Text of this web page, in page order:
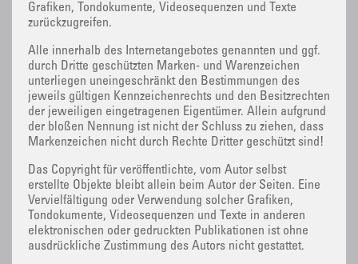
Grafiken, Tondokumente, Videosequenzen und Texte
zurückzugreifen.
Alle innerhalb des Internetangebotes genannten und ggf.
durch Dritte geschützten Marken- und Warenzeichen
unterliegen uneingeschränkt den Bestimmungen des
jeweils gültigen Kennzeichenrechts und den Besitzrechten
der jeweiligen eingetragenen Eigentümer. Allein aufgrund
der bloßen Nennung ist nicht der Schluss zu ziehen, dass
Markenzeichen nicht durch Rechte Dritter geschützt sind!
Das Copyright für veröffentlichte, vom Autor selbst
erstellte Objekte bleibt allein beim Autor der Seiten. Eine
Vervielfältigung oder Verwendung solcher Grafiken,
Tondokumente, Videosequenzen und Texte in anderen
elektronischen oder gedruckten Publikationen ist ohne
ausdrückliche Zustimmung des Autors nicht gestattet.